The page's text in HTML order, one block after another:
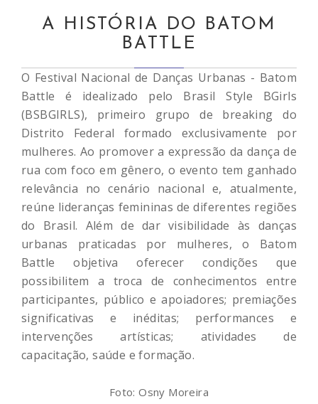
A HISTÓRIA DO BATOM
BATTLE
O Festival Nacional de Danças Urbanas - Batom
Battle é idealizado pelo Brasil Style BGirls
(BSBGIRLS), primeiro grupo de breaking do
Distrito Federal formado exclusivamente por
mulheres. Ao promover a expressão da dança de
rua com foco em gênero, o evento tem ganhado
relevância no cenário nacional e, atualmente,
reúne lideranças femininas de diferentes regiões
do Brasil. Além de dar visibilidade às danças
urbanas praticadas por mulheres, o Batom
Battle objetiva oferecer condições que
possibilitem a troca de conhecimentos entre
participantes, público e apoiadores; premiações
significativas e inéditas; performances e
intervenções artísticas; atividades de
capacitação, saúde e formação.
Foto: Osny Moreira